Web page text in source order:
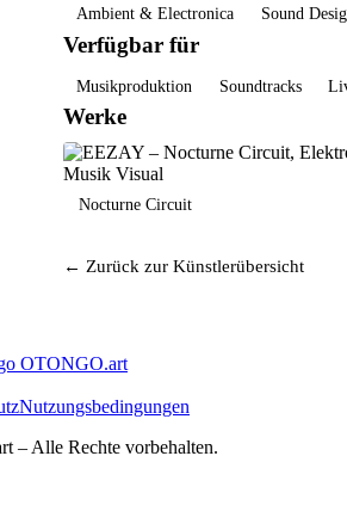
Ambient & Electronica Sound
Verfügbar für
Musikproduktion Soundtracks
Werke
Nocturne Circuit
← Zurück zur Künstlerübersicht
OTONGO.art
Nutzungsbedingungen
– Alle Rechte vorbehalten.